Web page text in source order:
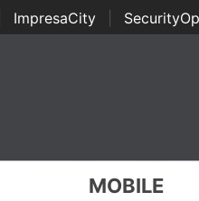
ImpresaCity
MOBILE